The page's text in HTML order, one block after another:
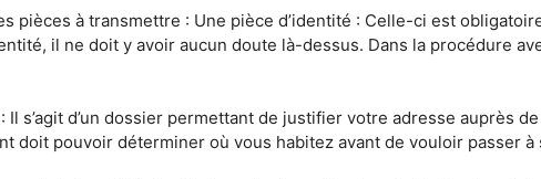
pièces à transmettre : Une pièce d’identité : Celle-ci est
il ne doit y avoir aucun doute là-dessus. Dans la procédure
s’agit d’un dossier permettant de justifier votre adresse auprès
doit pouvoir déterminer où vous habitez avant de vouloir passer à